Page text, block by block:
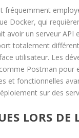
fréquemment
Docker, qui
avoir un serveur API
totalement
utilisateur. Les
Postman pour
et fonctionnelles
sur des
LORS DE